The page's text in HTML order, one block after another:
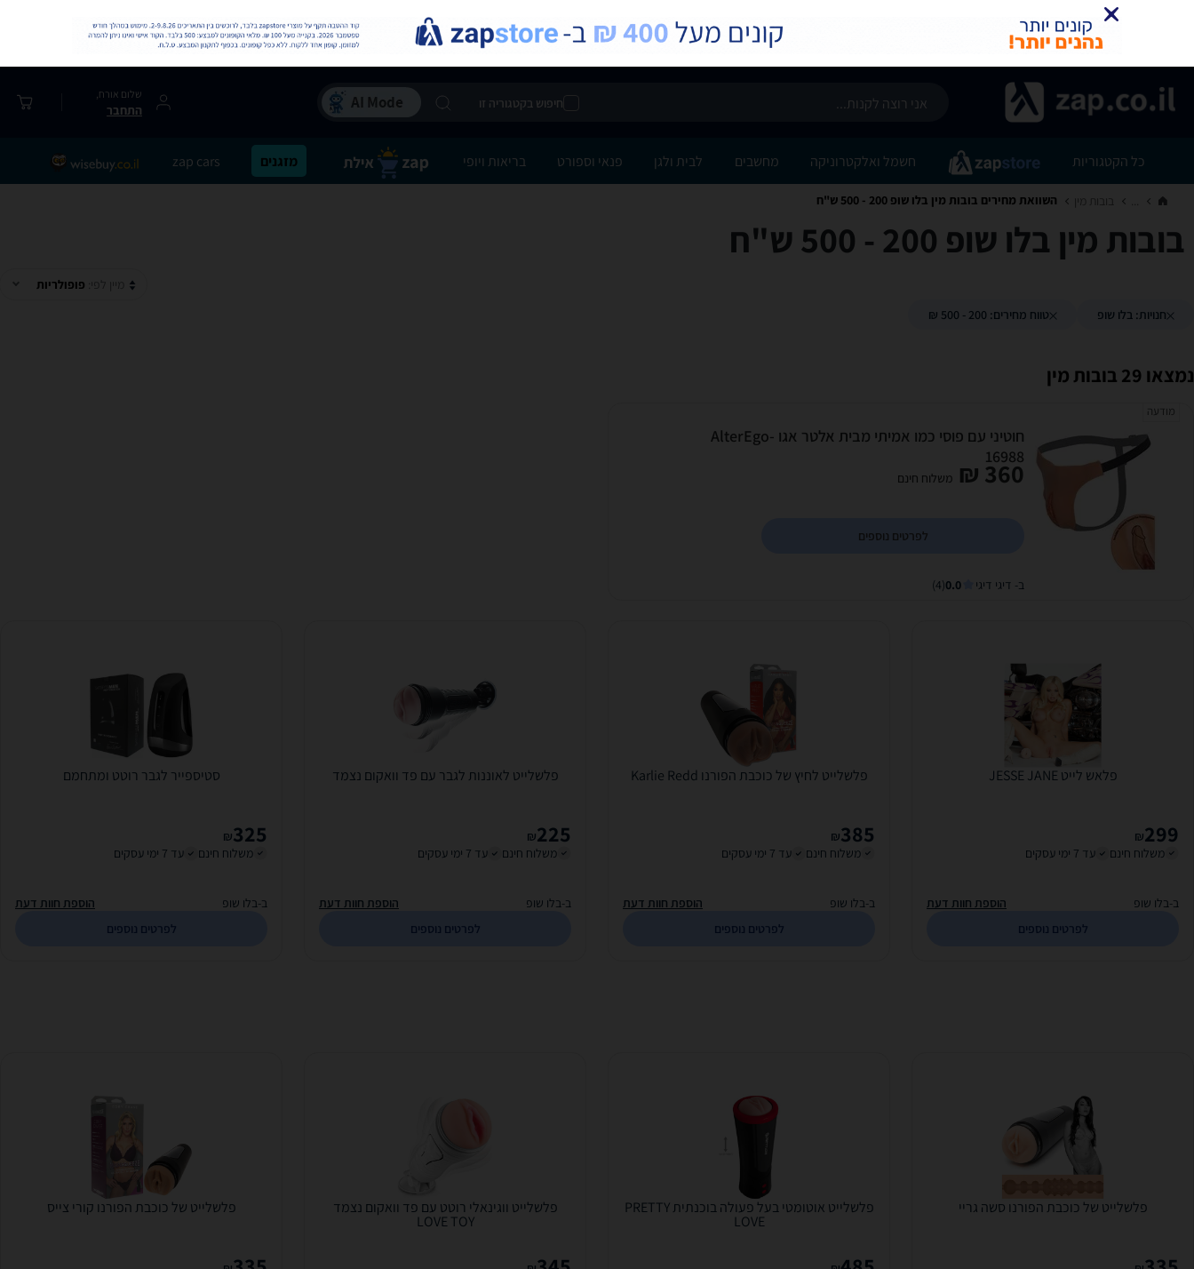
חיפוש בקטגוריה זו
שלום אורח,
התחבר
כל הקטגוריות חשמל ואלקטרוניקה מחשבים לבית ולגן פנאי וספורט בריאות ויופי מזגנים zap cars
בובות מין‏ השוואת מחירים בובות מין ‏בלו שופ ‏200 - 500 ‏ש"ח
בובות מין ‏בלו שופ ‏200 - 500 ‏ש"ח
חנויות: בלו שופ טווח מחירים: 200 - 500 ₪
מיין לפי: פופולריות
נמצאו 29 בובות מין
מודעה
חוטיני עם פוסי כמו אמיתי מבית אלטר אגו AlterEgo-
16988
360 ₪ משלוח חינם
לפרטים נוספים
ב- דיגי דיגי 0.0
(4)
פלאש לייט JESSE JANE
299
₪
משלוח חינם
עד 7 ימי עסקים
ב-בלו שופ
הוספת חוות דעת
לפרטים נוספים
פלשלייט לחיץ של כוכבת הפורנו Karlie Redd
385
₪
משלוח חינם
עד 7 ימי עסקים
ב-בלו שופ
הוספת חוות דעת
לפרטים נוספים
פלשלייט לאוננות לגבר עם פד וואקום נצמד
225
₪
משלוח חינם
עד 7 ימי עסקים
ב-בלו שופ
הוספת חוות דעת
לפרטים נוספים
סטיספייר לגבר רוטט ומתחמם
325
₪
משלוח חינם
עד 7 ימי עסקים
ב-בלו שופ
הוספת חוות דעת
לפרטים נוספים
פלשלייט של כוכבת הפורנו סשה גריי פלשלייט אוטומטי בעל פעולה בוכנתית PRETTY
LOVE
פלשלייט ווגינאלי רוטט עם פד וואקום נצמד
LOVE TOY
פלשלייט של כוכבת הפורנו קורי צייס